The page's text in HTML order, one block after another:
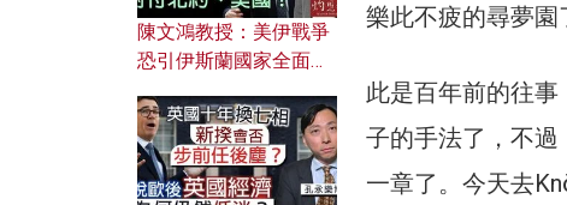
樂此不疲的尋夢園
此是百年前的往
子的手法了，不
一章了。今天去
陳文鴻教授：美伊戰爭
恐引伊斯蘭國家全面反
對付北約美國？